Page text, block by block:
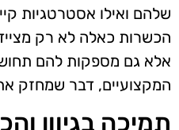
שלהם ואילו אסטרטגיות
הכשרות כאלה לא רק
אלא גם מספקות להם
המקצועיים, דבר שמחזק
תמיכה בגיוון